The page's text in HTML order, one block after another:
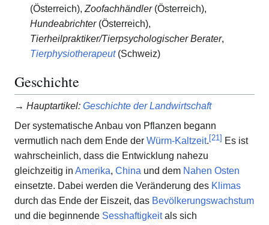
(Österreich), Zoofachhändler(Österreich),
Hundeabrichter(Österreich),
Tierheilpraktiker/Tierpsychologischer Berater,
Tierphysiotherapeut(Schweiz)
Geschichte
→ Hauptartikel: Geschichte der Landwirtschaft
Der systematische Anbau von Pflanzen begann
vermutlich nach dem Ende der Würm-Kaltzeit. [21 ] Es ist
wahrscheinlich, dass die Entwicklung nahezu
gleichzeitig in Amerika, China und dem Nahen Osten
einsetzte. Dabei werden die Veränderung des Klimas
durch das Ende der Eiszeit, das Bevölkerungswachstum
und die beginnende Sesshaftigkeitals sich